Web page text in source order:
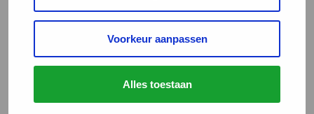
Voorkeur aanpassen
Alles toestaan
Meer informatie over de stappen van Unox lees je in